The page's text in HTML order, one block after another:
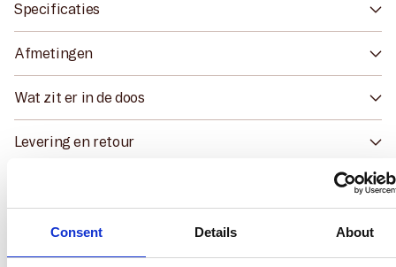
About
Specificaties
Afmetingen
Wat zit er in de doos
Levering en retour